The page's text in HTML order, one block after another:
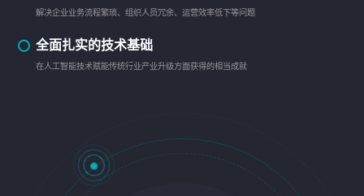
解决企业业务流程繁琐、组织人员冗余、运营效率低下等问题
全面扎实的技术基础
在人工智能技术赋能传统行业产业升级方面获得的相当成就